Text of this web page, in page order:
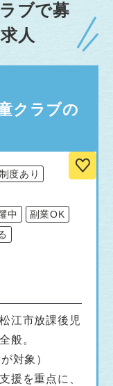
ブで募
人
クラブの
度あり
中
副業OK
江市放課後児
般。
対象）
援を重点に、